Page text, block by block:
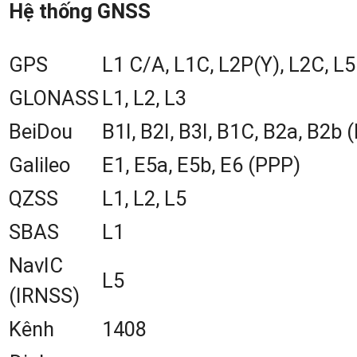
Máy GPS RTK Toknav T30Pro
Nghệ Đo Bằng Camera Kép Hiện
Hệ thống GNSS
GPS
L1 C/A, L1C, L2P(Y), L2C, L5
GLONASS L1, L2, L3
BeiDou
B1I, B2I, B3I, B1C, B2a, B2b
Galileo
E1, E5a, E5b, E6 (PPP)
QZSS
L1, L2, L5
SBAS
L1
NavIC
(IRNSS)
L5
Kênh
1408